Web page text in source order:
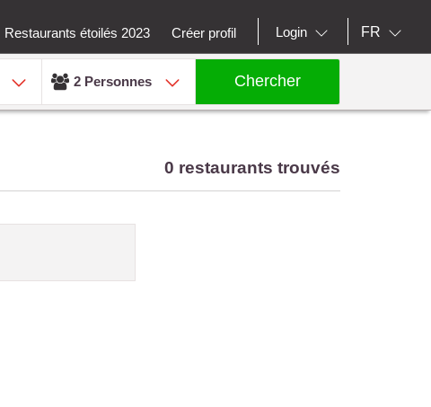
Restaurants étoilés 2023 Créer profil Login FR
2 Personnes Chercher
0 restaurants trouvés